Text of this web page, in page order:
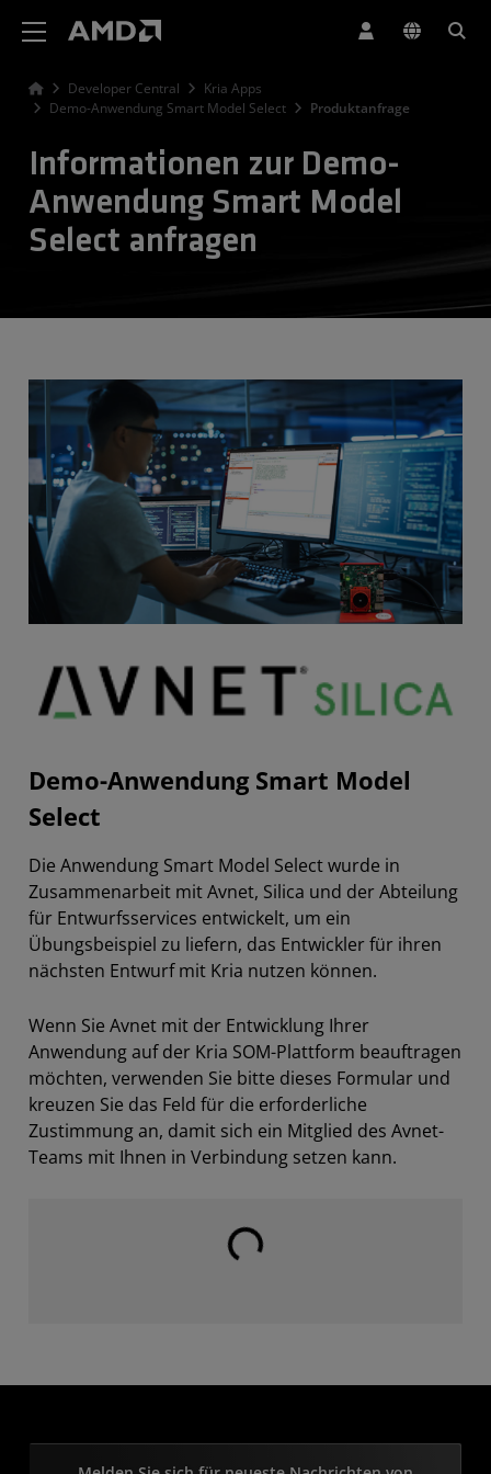
Developer Central
Kria Apps
Demo-Anwendung Smart Model Select
Produktanfrage
Informationen zur Demo-
Anwendung Smart Model
Select anfragen
Demo-Anwendung Smart Model
Select
Die Anwendung Smart Model Select wurde in
Zusammenarbeit mit Avnet, Silica und der Abteilung
für Entwurfsservices entwickelt, um ein
Übungsbeispiel zu liefern, das Entwickler für ihren
nächsten Entwurf mit Kria nutzen können.
Wenn Sie Avnet mit der Entwicklung Ihrer
Anwendung auf der Kria SOM-Plattform beauftragen
möchten, verwenden Sie bitte dieses Formular und
kreuzen Sie das Feld für die erforderliche
Zustimmung an, damit sich ein Mitglied des Avnet-
Teams mit Ihnen in Verbindung setzen kann.
Laden...